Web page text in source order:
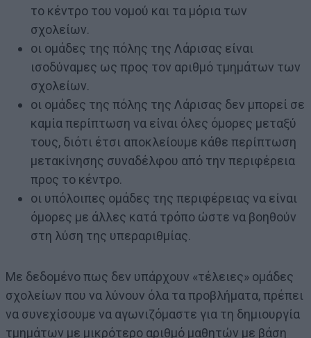
το κέντρο του νομού και τα μόρια των
σχολείων.
οι ομάδες της πόλης της Λάρισας είναι
ισοδύναμες ως προς τον αριθμό τμημάτων των
σχολείων.
οι ομάδες της πόλης της Λάρισας δεν μπορεί σε
καμία περίπτωση να είναι όλες όμορες μεταξύ
τους, διότι έτσι αποκλείουμε κάθε περίπτωση
μετακίνησης συναδέλφου από την περιφέρεια
προς το κέντρο.
οι υπόλοιπες ομάδες της περιφέρειας να είναι
όμορες με άλλες κατά τρόπο ώστε να βοηθούν
στη λύση της υπεραριθμίας.
Με δεδομένο πως δεν υπάρχουν «τέλειες» ομάδες
σχολείων που να λύνουν όλα τα προβλήματα, πρέπει
να συνεχίσουμε να αγωνιζόμαστε για τη δημιουργία
τμημάτων με μικρότερο αριθμό μαθητών με βάση